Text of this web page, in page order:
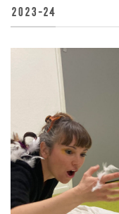
2023-24